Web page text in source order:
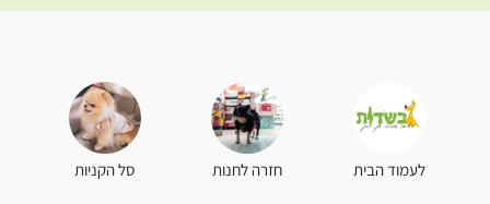
לעמוד הבית חזרה לחנות סל הקניות